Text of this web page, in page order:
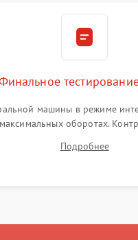
машины в режиме
оборотах.
слива, отсутствия
стуков и протечек
Подробнее